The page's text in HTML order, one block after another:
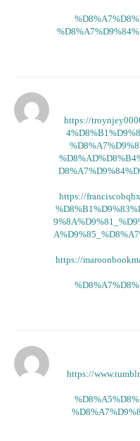
https://
https://
https://
https://